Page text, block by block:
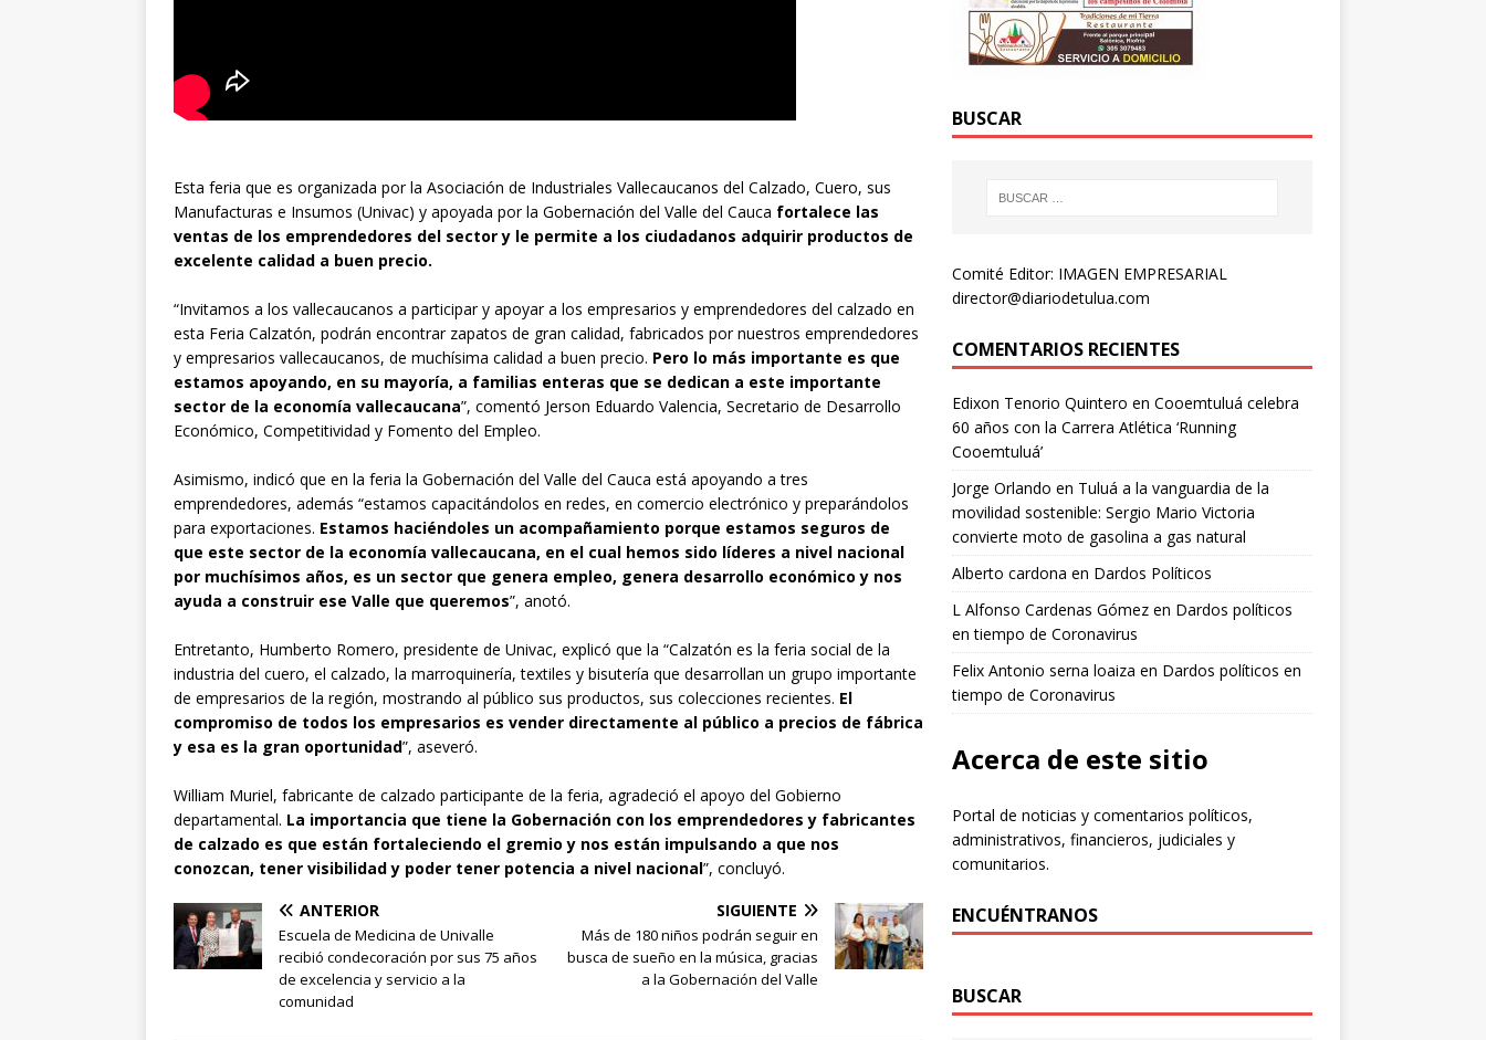
Esta feria que es organizada por la Asociación de Industriales Vallecaucanos del Calzado, Cuero, sus
Manufacturas e Insumos (Univac) y apoyada por la Gobernación del Valle del Cauca fortalece las
ventas de los emprendedores del sector y le permite a los ciudadanos adquirir productos de
excelente calidad a buen precio.
“Invitamos a los vallecaucanos a participar y apoyar a los empresarios y emprendedores del calzado en
esta Feria Calzatón, podrán encontrar zapatos de gran calidad, fabricados por nuestros emprendedores
y empresarios vallecaucanos, de muchísima calidad a buen precio. Pero lo más importante es que
estamos apoyando, en su mayoría, a familias enteras que se dedican a este importante
sector de la economía vallecaucana”, comentó Jerson Eduardo Valencia, Secretario de Desarrollo
Económico, Competitividad y Fomento del Empleo.
Asimismo, indicó que en la feria la Gobernación del Valle del Cauca está apoyando a tres
emprendedores, además “estamos capacitándolos en redes, en comercio electrónico y preparándolos
para exportaciones. Estamos haciéndoles un acompañamiento porque estamos seguros de
que este sector de la economía vallecaucana, en el cual hemos sido líderes a nivel nacional
por muchísimos años, es un sector que genera empleo, genera desarrollo económico y nos
ayuda a construir ese Valle que queremos”, anotó.
Entretanto, Humberto Romero, presidente de Univac, explicó que la “Calzatón es la feria social de la
industria del cuero, el calzado, la marroquinería, textiles y bisutería que desarrollan un grupo importante
de empresarios de la región, mostrando al público sus productos, sus colecciones recientes. El
compromiso de todos los empresarios es vender directamente al público a precios de fábrica
y esa es la gran oportunidad”, aseveró.
William Muriel, fabricante de calzado participante de la feria, agradeció el apoyo del Gobierno
departamental. La importancia que tiene la Gobernación con los emprendedores y fabricantes
de calzado es que están fortaleciendo el gremio y nos están impulsando a que nos
conozcan, tener visibilidad y poder tener potencia a nivel nacional”, concluyó.
ANTERIOR
Escuela de Medicina de Univalle
recibió condecoración por sus 75 años
de excelencia y servicio a la
comunidad
SIGUIENTE
Más de 180 niños podrán seguir en
busca de sueño en la música, gracias
a la Gobernación del Valle
BUSCAR
Comité Editor: IMAGEN EMPRESARIAL
director@diariodetulua.com
COMENTARIOS RECIENTES
Edixon Tenorio Quintero en Cooemtuluá celebra
60 años con la Carrera Atlética ‘Running
Cooemtuluá’
Jorge Orlando en Tuluá a la vanguardia de la
movilidad sostenible: Sergio Mario Victoria
convierte moto de gasolina a gas natural
Alberto cardona en Dardos Políticos
L Alfonso Cardenas Gómezen Dardos políticos
en tiempo de Coronavirus
Felix Antonio serna loaiza en Dardos políticos en
tiempo de Coronavirus
Acerca de este sitio
Portal de noticias y comentarios políticos,
administrativos, financieros, judiciales y
comunitarios.
ENCUÉNTRANOS
BUSCAR